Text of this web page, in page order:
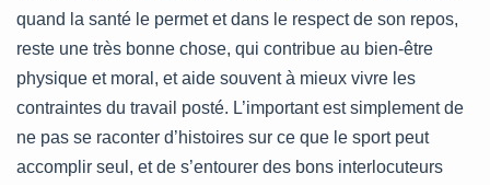
quand la santé le permet et dans le respect de son repos,
reste une très bonne chose, qui contribue au bien-être
physique et moral, et aide souvent à mieux vivre les
contraintes du travail posté. L’important est simplement de
ne pas se raconter d’histoires sur ce que le sport peut
accomplir seul, et de s’entourer des bons interlocuteurs